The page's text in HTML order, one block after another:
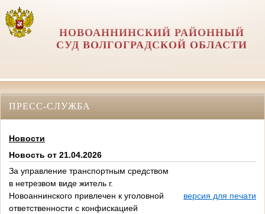
НОВОАННИНСКИЙ РАЙОННЫЙ
СУД ВОЛГОГРАДСКОЙ ОБЛАСТИ
ПРЕСС-СЛУЖБА
Новости
Новость от 21.04.2026
За управление транспортным средством
в нетрезвом виде житель г.
Новоаннинского привлечен к уголовной
ответственности с конфискацией
версия для печати